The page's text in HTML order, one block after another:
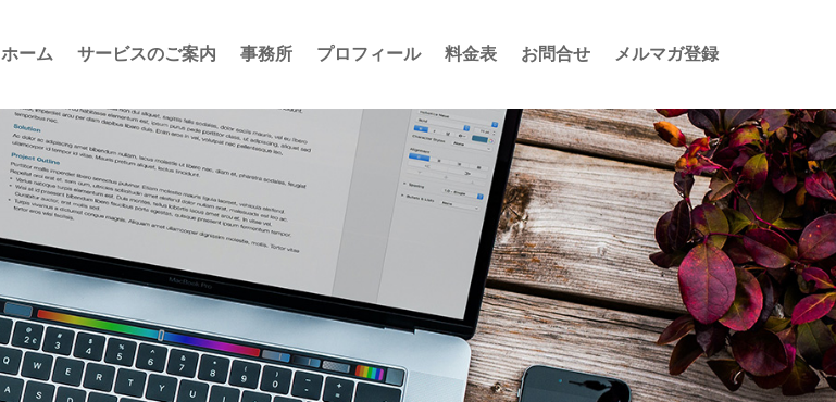
ホーム サービスのご案内 事務所 プロフィール 料金表 お問合せ メルマガ登録